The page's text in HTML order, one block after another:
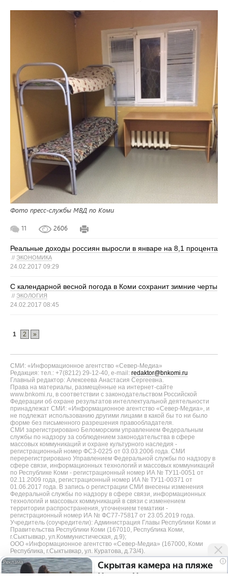
Фото пресс-службы МВД по Коми
11 2606
Реальные доходы россиян выросли в январе на 8,1 процента
// ЭКОНОМИКА
24.02.2017 09:29
С календарной весной погода в Коми сохранит зимние черты
// ЭКОЛОГИЯ
24.02.2017 08:45
1 2 »
СМИ: «Информационное агентство «Север-Медиа»
Редакция: тел.: +7(8212) 29-12-40, e-mail: redaktor@bnkomi.ru
Главный редактор: Алексеева Анастасия Сергеевна.
Права на материалы, размещённые на интернет-сайте
www.bnkomi.ru, в соответствии с законодательством Российской
Федерации об охране результатов интеллектуальной деятельности
принадлежат СМИ: «Информационное агентство «Север-Медиа», и
не подлежат использованию другими лицами в какой бы то ни было
форме без письменного разрешения правообладателя.
СМИ зарегистрировано Беломорским управлением Федеральным
службы по надзору за соблюдением законодательства в сфере
массовых коммуникаций и охране культурного наследия -
регистрационный номер ФС3-0225 от 03.03.2006 года. СМИ
перерегистрировано Управлением Федеральной службы по надзору в
сфере связи, информационных технологий и массовых коммуникаций
по Республике Коми - регистрационный номер ИА № ТУ11-0051 от
02.11.2009 года, регистрационный номер ИА № ТУ11-00371 от
01.06.2017 года. В запись о регистрации СМИ внесены изменения
Федеральной службы по надзору в сфере связи, информационных
технологий и массовых коммуникаций в связи с изменением
территории распространения, уточнением тематики -
регистрационный номер ИА № ФС77-75817 от 23.05.2019 года.
Учредитель (соучредители): Администрация Главы Республики Коми и
Правительства Республики Коми (167010, Республика Коми,
г.Сыктывкар, ул.Коммунистическая, д.9);
ООО «Информационное агентство «Север-Медиа» (167000, Коми
Республика, г.Сыктывкар, ул. Куратова, д.73/4).
Разработка сайта — web-студия «Цифровой Век»
i
Скрытая камера на пляже
Крыма: Что люди